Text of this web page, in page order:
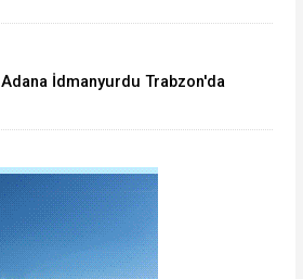
Adana İdmanyurdu Trabzon'da